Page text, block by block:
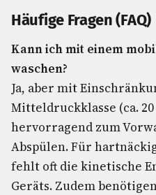
Häufige Fragen (FAQ)
Kann ich mit einem
waschen?
Ja, aber mit
Mitteldruckklasse (ca.
hervorragend zum
Abspülen. Für
fehlt oft die kinetische
Geräts. Zudem